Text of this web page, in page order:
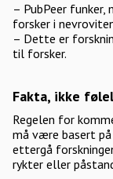
– PubPeer funker,
forsker i
– Dette er
til forsker.
Fakta, ikke
Regelen for
må være basert
ettergå
rykter eller